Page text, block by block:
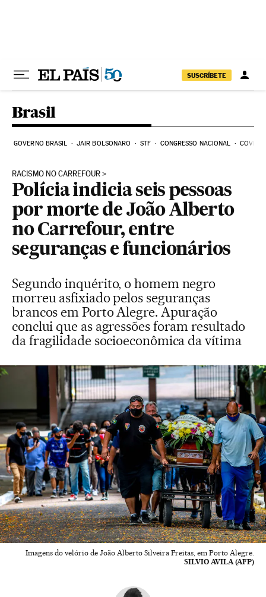
SUSCRÍBETE
Brasil
GOVERNO BRASIL JAIR BOLSONARO STF CONGRESSO NACIONAL COVID-
RACISMO NO CARREFOUR
Polícia indicia seis pessoas
por morte de João Alberto
no Carrefour, entre
seguranças e funcionários
Segundo inquérito, o homem negro
morreu asfixiado pelos seguranças
brancos em Porto Alegre. Apuração
conclui que as agressões foram resultado
da fragilidade socioeconômica da vítima
Imagens do velório de João Alberto Silveira Freitas, em Porto Alegre.
SILVIO AVILA (AFP)